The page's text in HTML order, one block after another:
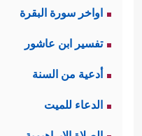
اواخر سورة البقرة
تفسير ابن عاشور
أدعية من السنة
الدعاء للميت